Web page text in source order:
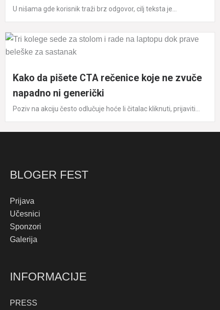
U nišama gde korisnik traži brz odgovor, cilj teksta je...
Kako da pišete CTA rečenice koje ne zvuče
napadno ni generički
Poziv na akciju često odlučuje hoće li čitalac kliknuti, prijaviti...
BLOGER FEST
Prijava
Učesnici
Sponzori
Galerija
INFORMACIJE
PRESS